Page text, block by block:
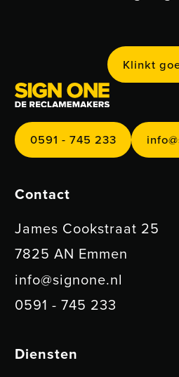
Klinkt go
0591 - 745 233
0591 - 745 233 info@
Contact
James Cookstraat 25
7825 AN Emmen
info@signone.nl
0591 - 745 233
Diensten